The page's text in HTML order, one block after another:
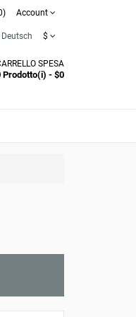
Account
Deutsch $
SPESA
Prodotto(i) - $0